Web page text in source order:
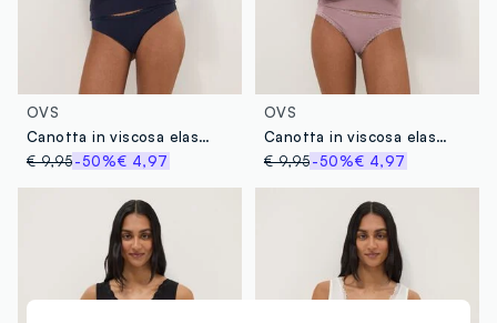
OVS
Canotta in viscosa elasticizzata blu regular fit deep V con pizzo
€ 9,95-50%€ 4,97
OVS
Canotta in viscosa elasticizzata rosa regular fit deep V con pizzo
€ 9,95-50%€ 4,97